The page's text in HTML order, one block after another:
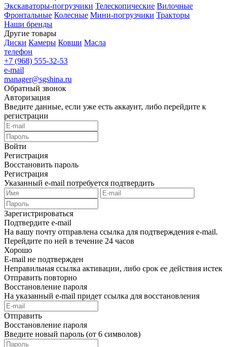
Экскаваторы-погрузчики Телескопические Вилочные
Фронтальные Колесные Мини-погрузчики Тракторы
Наши бренды
Другие товары
Диски Камеры Ковши Масла
телефон
+7 (968) 555-32-53
e-mail
manager@sgshina.ru
Обратный звонок
Авторизация
Введите данные, если уже есть аккаунт, либо перейдите к
регистрации
Войти
Регистрация
Восстановить пароль
Регистрация
Указанный e-mail потребуется подтвердить
Зарегистрироваться
Подтвердите e-mail
На вашу почту отправлена ссылка для подтверждения e-mail.
Перейдите по ней в течение 24 часов
Хорошо
E-mail не подтвержден
Неправильная ссылка активации, либо срок ее действия истек
Отправить повторно
Восстановление пароля
На указанный e-mail придет ссылка для восстановления
Отправить
Восстановление пароля
Введите новый пароль (от 6 символов)